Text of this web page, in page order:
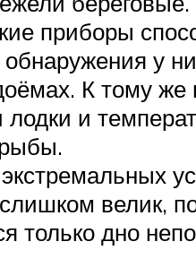
приборы
у
К тому же
и
велик,
только дно